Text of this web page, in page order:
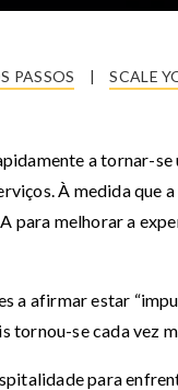
PASSOS | SCALE
a tornar-
À medida que
para melhorar a
a afirmar estar
tornou-se cada vez
para